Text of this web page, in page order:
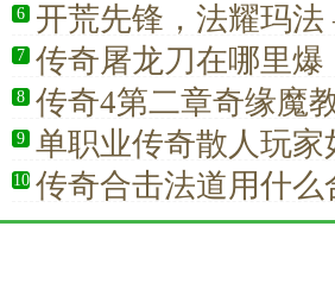
6
开荒先锋，法耀玛
的效率之王
7 传奇屠龙刀在哪里爆
8 传奇4第二章奇缘魔
9 单职业传奇散人玩
术？
10 传奇合击法道用什么